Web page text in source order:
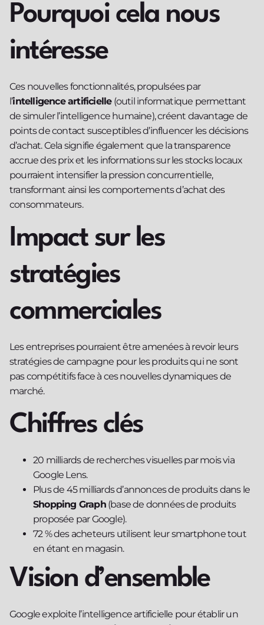
Pourquoi cela nous
intéresse
Ces nouvelles fonctionnalités, propulsées par
l’intelligence artificielle(outil informatique permettant
de simuler l’intelligence humaine), créent davantage de
points de contact susceptibles d’influencer les décisions
d’achat. Cela signifie également que la transparence
accrue des prix et les informations sur les stocks locaux
pourraient intensifier la pression concurrentielle,
transformant ainsi les comportements d’achat des
consommateurs.
Impact sur les
stratégies
commerciales
Les entreprises pourraient être amenées à revoir leurs
stratégies de campagne pour les produits qui ne sont
pas compétitifs face à ces nouvelles dynamiques de
marché.
Chiffres clés
20 milliards de recherches visuelles par mois via
Google Lens.
Plus de 45 milliards d’annonces de produits dans le
Shopping Graph(base de données de produits
proposée par Google).
72 % des acheteurs utilisent leur smartphone tout
en étant en magasin.
Vision d’ensemble
Google exploite l’intelligence artificielle pour établir un